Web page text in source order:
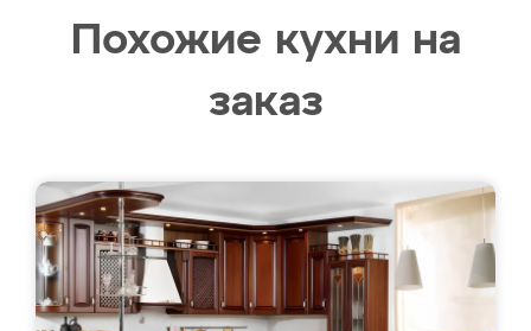
Похожие кухни на
заказ